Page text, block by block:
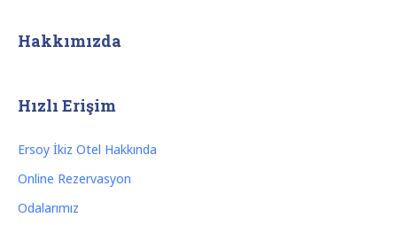
Hakkımızda
Hızlı Erişim
Ersoy İkiz Otel Hakkında
Online Rezervasyon
Odalarımız